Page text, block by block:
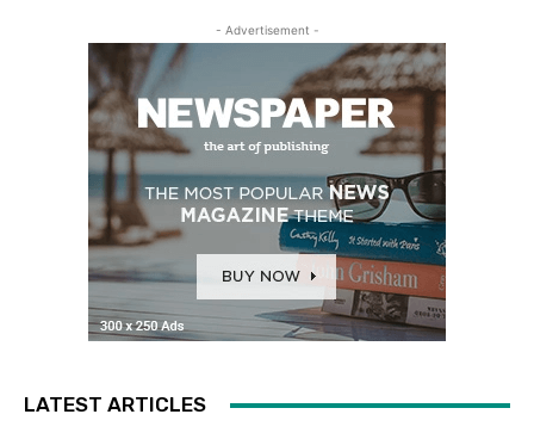
- Advertisement -
LATEST ARTICLES